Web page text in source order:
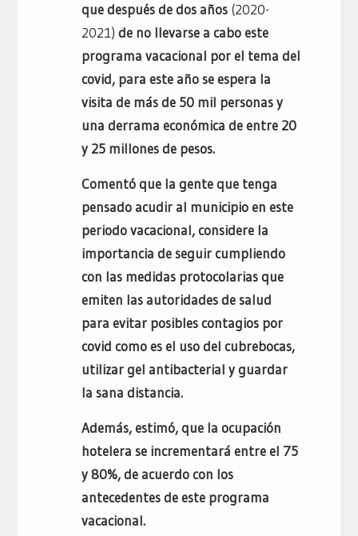
que después de dos años (2020-
2021) de no llevarse a cabo este
programa vacacional por el tema del
covid, para este año se espera la
visita de más de 50 mil personas y
una derrama económica de entre 20
y 25 millones de pesos.
Comentó que la gente que tenga
pensado acudir al municipio en este
periodo vacacional, considere la
importancia de seguir cumpliendo
con las medidas protocolarias que
emiten las autoridades de salud
para evitar posibles contagios por
covid como es el uso del cubrebocas,
utilizar gel antibacterial y guardar
la sana distancia.
Además, estimó, que la ocupación
hotelera se incrementará entre el 75
y 80%, de acuerdo con los
antecedentes de este programa
vacacional.